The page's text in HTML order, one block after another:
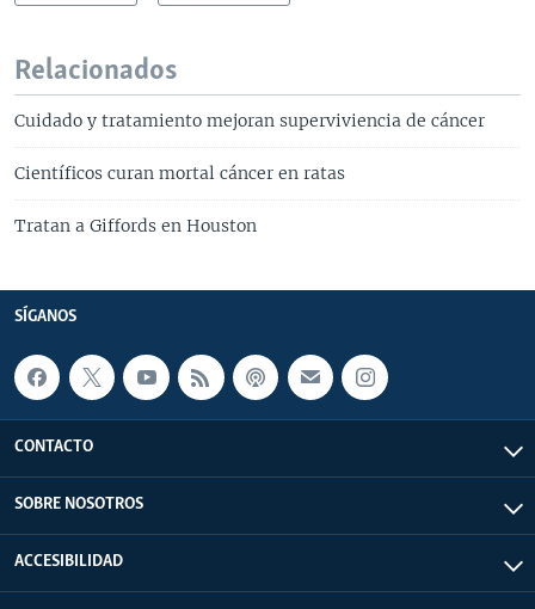
Relacionados
Cuidado y tratamiento mejoran superviviencia de cáncer
Científicos curan mortal cáncer en ratas
Tratan a Giffords en Houston
SÍGANOS
CONTACTO
SOBRE NOSOTROS
ACCESIBILIDAD